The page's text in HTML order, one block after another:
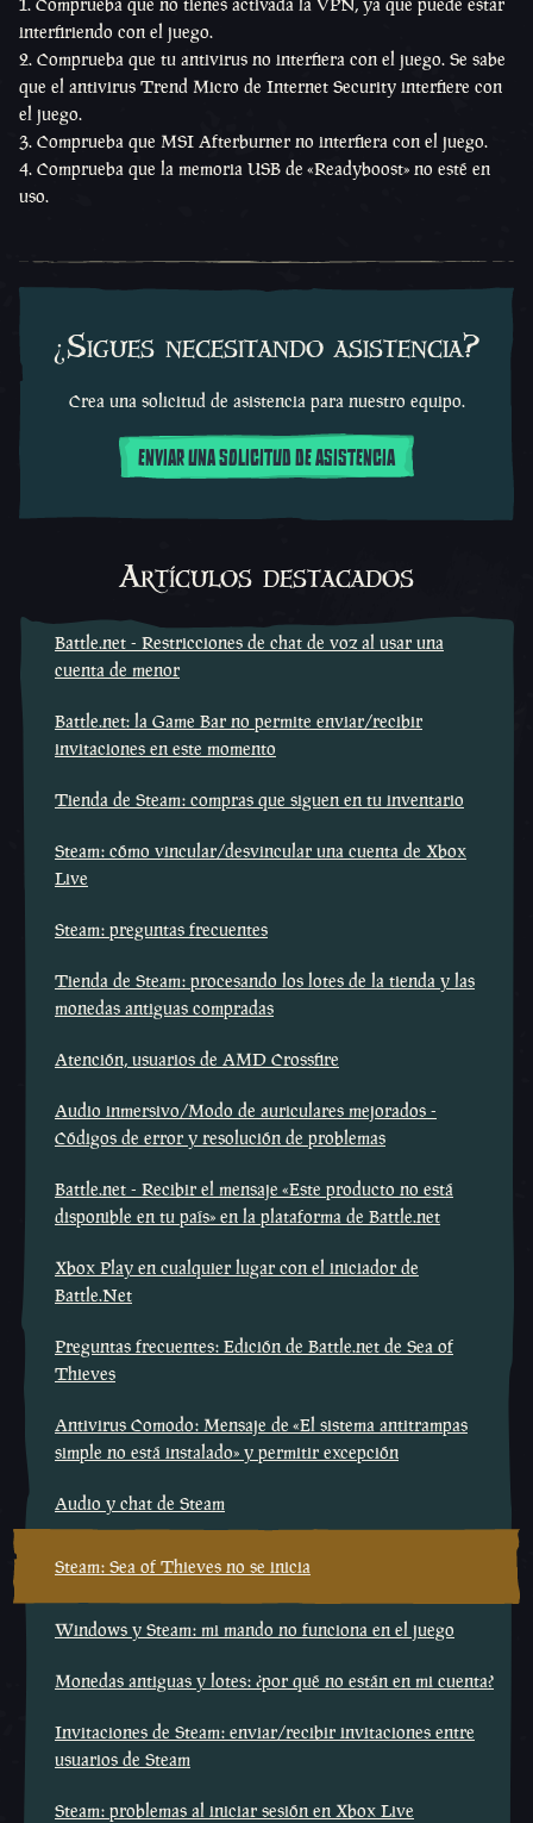
interfiriendo con el juego.
Comprueba que tu antivirus no interfiera con el juego. Se sabe
que el antivirus Trend Micro de Internet Security interfiere con
el juego.
Comprueba que MSI Afterburner no interfiera con el juego.
Comprueba que la memoria USB de «Readyboost» no esté en
uso.
¿Sigues necesitando asistencia?
Crea una solicitud de asistencia para nuestro equipo.
ENVIAR UNA SOLICITUD DE ASISTENCIA
Artículos destacados
Battle.net - Restricciones de chat de voz al usar una
cuenta de menor
Battle.net: la Game Bar no permite enviar/recibir
invitaciones en este momento
Tienda de Steam: compras que siguen en tu inventario
Steam: cómo vincular/desvincular una cuenta de Xbox
Live
Steam: preguntas frecuentes
Tienda de Steam: procesando los lotes de la tienda y las
monedas antiguas compradas
Atención, usuarios de AMD Crossfire
Audio inmersivo/Modo de auriculares mejorados -
Códigos de error y resolución de problemas
Battle.net - Recibir el mensaje «Este producto no está
disponible en tu país» en la plataforma de Battle.net
Xbox Play en cualquier lugar con el iniciador de
Battle.Net
Preguntas frecuentes: Edición de Battle.net de Sea of
Thieves
Antivirus Comodo: Mensaje de «El sistema antitrampas
simple no está instalado» y permitir excepción
Audio y chat de Steam
Steam: Sea of Thieves no se inicia
Windows y Steam: mi mando no funciona en el juego
Monedas antiguas y lotes: ¿por qué no están en mi cuenta?
Invitaciones de Steam: enviar/recibir invitaciones entre
usuarios de Steam
Steam: problemas al iniciar sesión en Xbox Live